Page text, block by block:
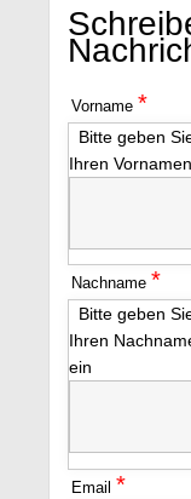
Vorname *
Bitte geben
Ihren
Nachname *
Bitte geben
Ihren
ein
Email *